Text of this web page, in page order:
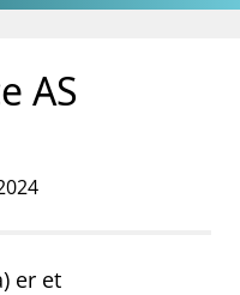
AS
er et